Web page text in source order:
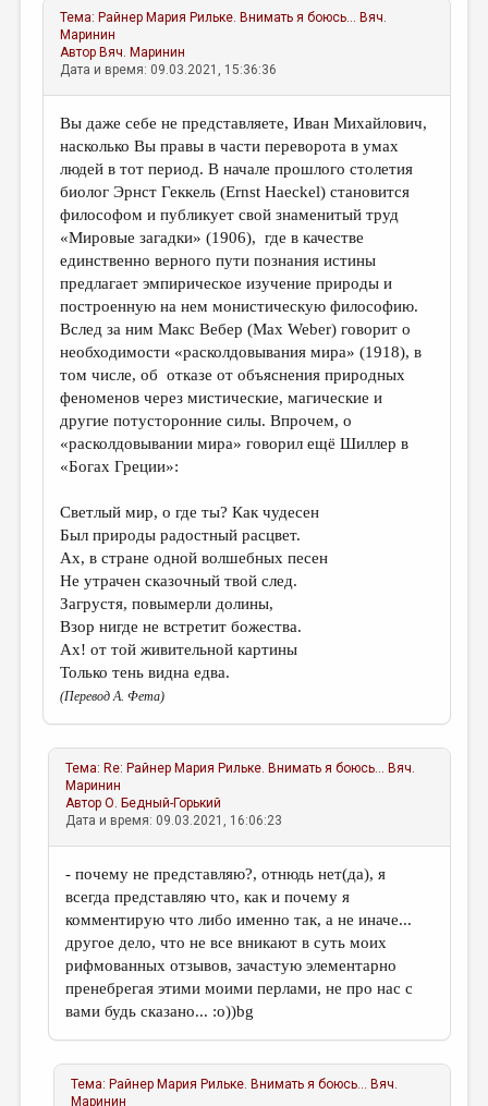
Тема: Райнер Мария Рильке. Внимать я боюсь... Вяч.
Маринин
Автор Вяч. Маринин
Дата и время: 09.03.2021, 15:36:36
Вы даже себе не представляете, Иван Михайлович,
насколько Вы правы в части переворота в умах
людей в тот период. В начале прошлого столетия
биолог Эрнст Геккель (Ernst Haeckel) становится
философом и публикует свой знаменитый труд
«Мировые загадки» (1906), где в качестве
единственно верного пути познания истины
предлагает эмпирическое изучение природы и
построенную на нем монистическую философию.
Вслед за ним Макс Вебер (Max Weber) говорит о
необходимости «расколдовывания мира» (1918), в
том числе, об отказе от объяснения природных
феноменов через мистические, магические и
другие потусторонние силы. Впрочем, о
«расколдовывании мира» говорил ещё Шиллер в
«Богах Греции»:
Светлый мир, о где ты? Как чудесен
Был природы радостный расцвет.
Ах, в стране одной волшебных песен
Не утрачен сказочный твой след.
Загрустя, повымерли долины,
Взор нигде не встретит божества.
Ах! от той живительной картины
Только тень видна едва.
(Перевод А. Фета)
Тема: Re: Райнер Мария Рильке. Внимать я боюсь... Вяч.
Маринин
АвторО. Бедный-Горький
Дата и время: 09.03.2021, 16:06:23
- почему не представляю?, отнюдь нет(да), я
всегда представляю что, как и почему я
комментирую что либо именно так, а не иначе...
другое дело, что не все вникают в суть моих
рифмованных отзывов, зачастую элементарно
пренебрегая этими моими перлами, не про нас с
вами будь сказано... :о))bg
Тема: Райнер Мария Рильке. Внимать я боюсь... Вяч.
Маринин